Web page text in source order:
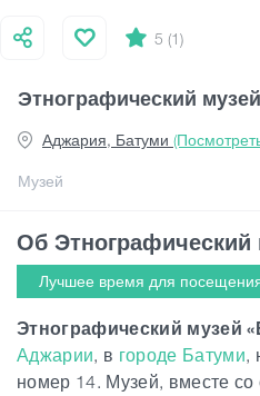
Развлечения
Гиды
Грузия
Этнографический
Музей
Аджария, Батуми
5 (1)
Об Этнографический
Лучшее время для
Этнографический музей
Аджарии, в городе Батуми,
номер 14. Музей, вместе